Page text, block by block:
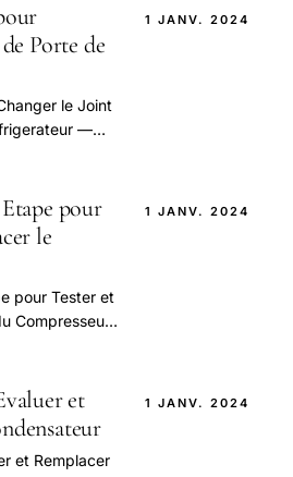
Porte de
le Joint
—
1 JANV. 2024
pour
le
pour Tester et
Compresseur
1 JANV. 2024
et
et Remplacer
1 JANV. 2024